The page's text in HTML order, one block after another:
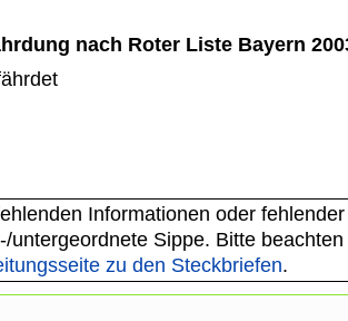
nach Roter Liste Bayern
Informationen oder
untergeordnete Sippe. Bitte
zu den Steckbriefen.